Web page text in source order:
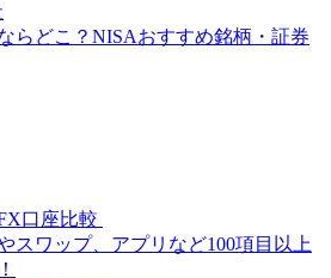
らどこ？NISAおすすめ銘柄・証券
口座比較
スワップ、アプリなど100項目以上